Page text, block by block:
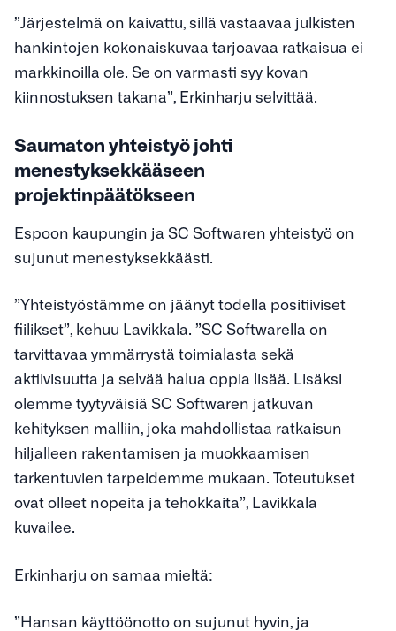
”Järjestelmä on kaivattu, sillä vastaavaa julkisten
hankintojen kokonaiskuvaa tarjoavaa ratkaisua ei
markkinoilla ole. Se on varmasti syy kovan
kiinnostuksen takana”, Erkinharju selvittää.
Saumaton yhteistyö johti
menestyksekkääseen
projektinpäätökseen
Espoon kaupungin ja SC Softwaren yhteistyö on
sujunut menestyksekkäästi.
”Yhteistyöstämme on jäänyt todella positiiviset
fiilikset”, kehuu Lavikkala. ”SC Softwarella on
tarvittavaa ymmärrystä toimialasta sekä
aktiivisuutta ja selvää halua oppia lisää. Lisäksi
olemme tyytyväisiä SC Softwaren jatkuvan
kehityksen malliin, joka mahdollistaa ratkaisun
hiljalleen rakentamisen ja muokkaamisen
tarkentuvien tarpeidemme mukaan. Toteutukset
ovat olleet nopeita ja tehokkaita”, Lavikkala
kuvailee.
Erkinharju on samaa mieltä:
”Hansan käyttöönotto on sujunut hyvin, ja